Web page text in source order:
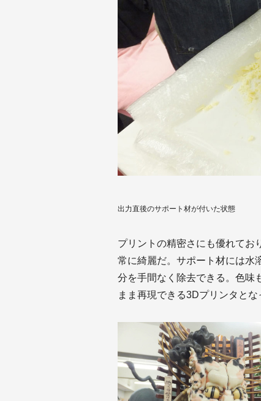
出力直後のサポート材が付いた状態
プリントの精密さにも優れてお
常に綺麗だ。サポート材には水
分を手間なく除去できる。色味
まま再現できる3Dプリンタとな